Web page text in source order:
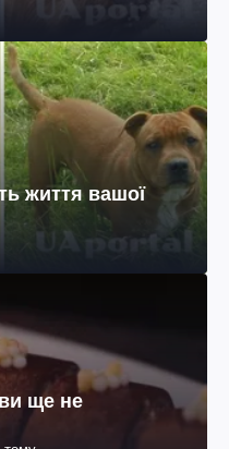
життя вашої
ви ще не